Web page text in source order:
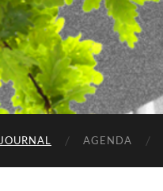
JOURNAL AGENDA